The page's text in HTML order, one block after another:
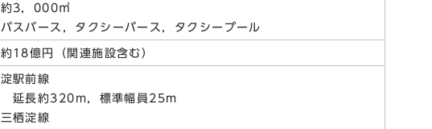
約3，000㎡
バスバース，タクシーバース，タクシープール
約18億円（関連施設含む）
淀駅前線
延長約320m，標準幅員25m
三栖淀線